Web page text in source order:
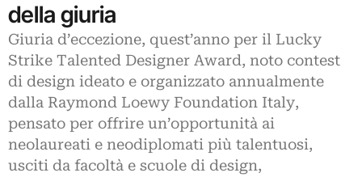
della giuria
Giuria d’eccezione, quest’anno per il Lucky
Strike Talented Designer Award, noto contest
di design ideato e organizzato annualmente
dalla Raymond Loewy Foundation Italy,
pensato per offrire un’opportunità ai
neolaureati e neodiplomati più talentuosi,
usciti da facoltà e scuole di design,